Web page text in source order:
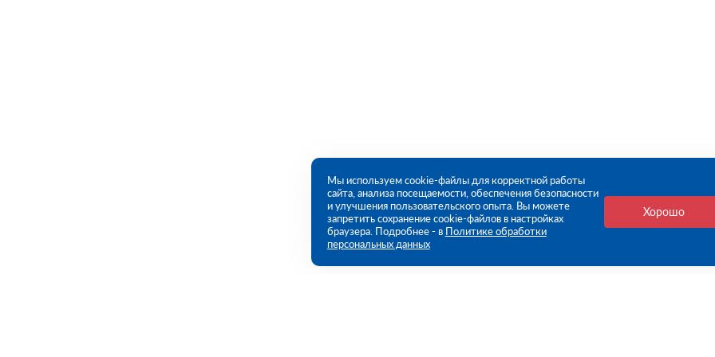
Мы используем cookie-файлы для корректной работы
сайта, анализа посещаемости, обеспечения безопасности
и улучшения пользовательского опыта. Вы можете
запретить сохранение cookie-файлов в настройках
браузера. Подробнее - в Политике обработки
персональных данных
Хорошо